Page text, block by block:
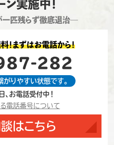
ン実施中！
匹残らず徹底退治―
！まずはお電話から！
282
りやすい状態です。
お電話受付中！
電話番号について
はこちら